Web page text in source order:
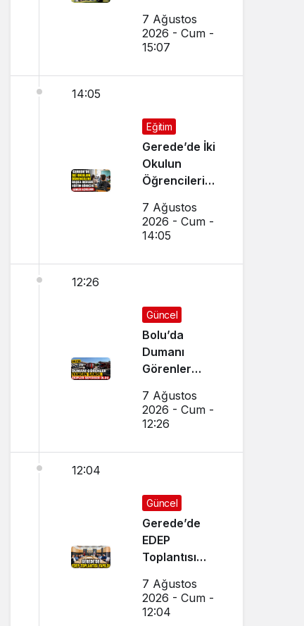
Aday
Öğrencilere
7 Ağustos
2026 - Cum -
15:07
14:05
Eğitim
Gerede’de İki
Okulun
Öğrencileri
Eğitim
Görecek
7 Ağustos
2026 - Cum -
14:05
12:26
Güncel
Bolu’da
Dumanı
Görenler
Ekipler
Seferber Oldu
7 Ağustos
2026 - Cum -
12:26
12:04
Güncel
Gerede’de
EDEP
Toplantısı
7 Ağustos
2026 - Cum -
12:04